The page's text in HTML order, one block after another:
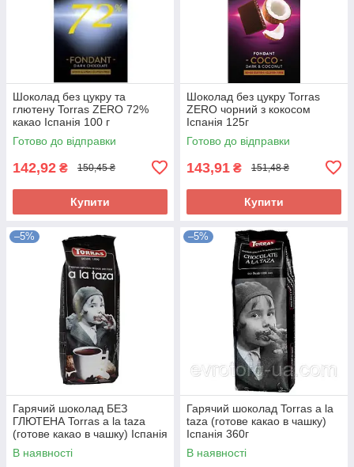
Шоколад без цукру та
глютену Torras ZERO 72%
какао Іспанія 100 г
Готово до відправки
142,92 ₴ 150,45 ₴
Купити
Шоколад без цукру Torras
ZERO чорний з кокосом
Іспанія 125г
Готово до відправки
143,91 ₴ 151,48 ₴
Купити
–5%
Гарячий шоколад БЕЗ
ГЛЮТЕНА Torras a la taza
(готове какао в чашку) Іспанія
180 г
В наявності
–5%
Гарячий шоколад Torras a la
taza (готове какао в чашку)
Іспанія 360г
В наявності